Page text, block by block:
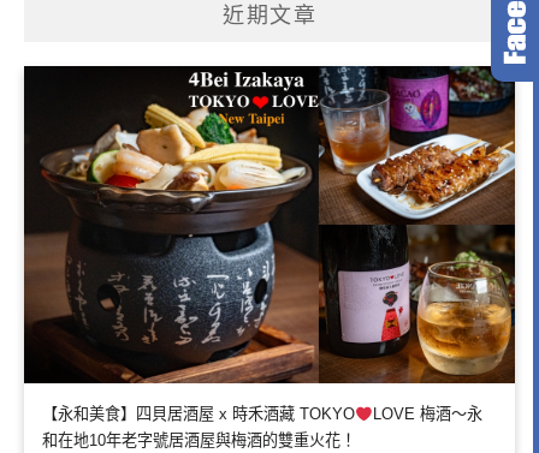
近期文章
【永和美食】四貝居酒屋 x 時禾酒藏 TOKYO
LOVE 梅酒～永
和在地10年老字號居酒屋與梅酒的雙重火花！